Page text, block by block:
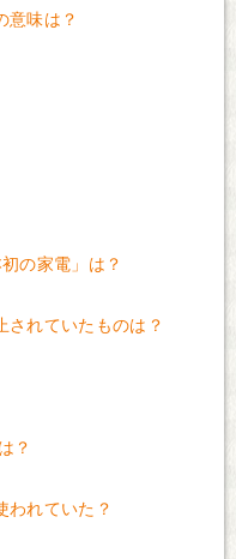
意味は？
の家電」は？
されていたものは？
？
われていた？